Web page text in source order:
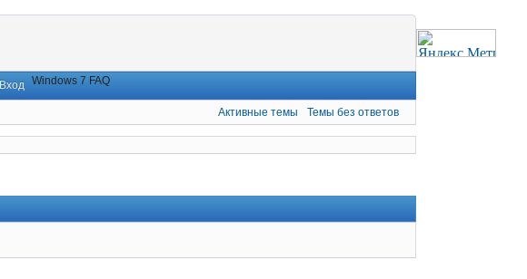
Вход Windows 7 FAQ
Активные темы Темы без ответов